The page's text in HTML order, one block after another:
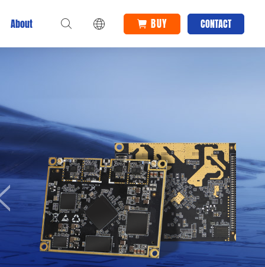
About BUY CONTACT